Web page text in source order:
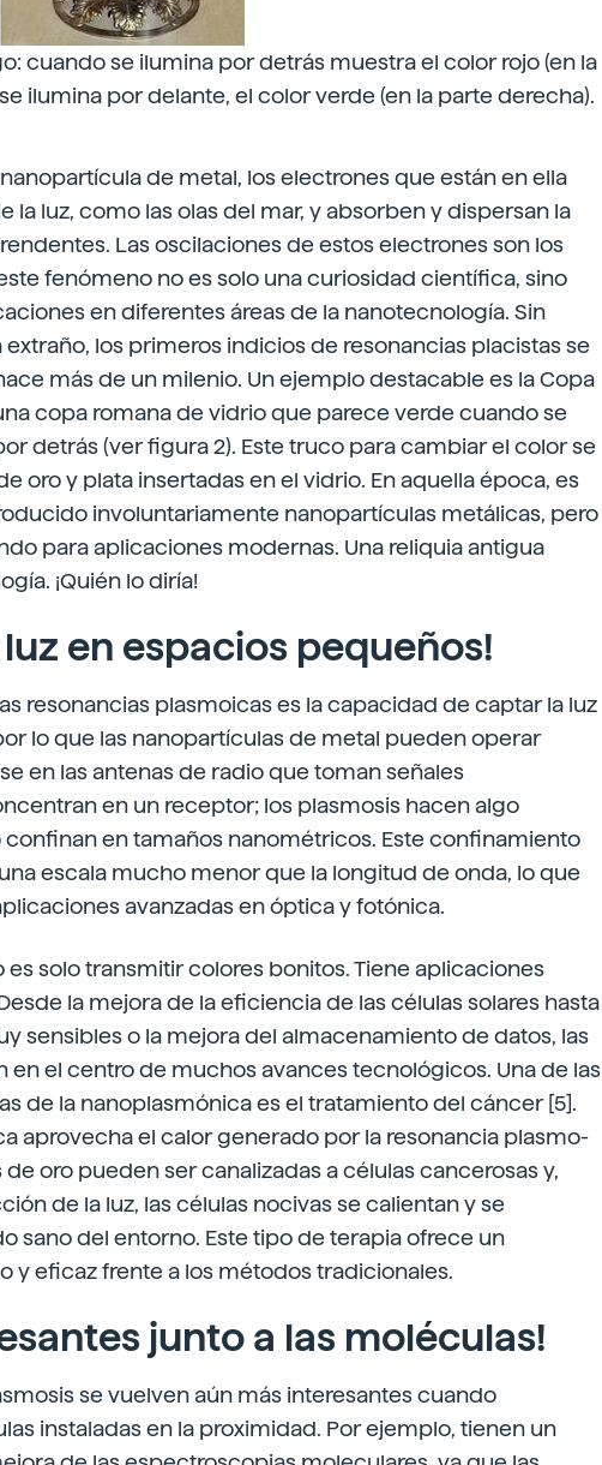
cuando se ilumina por detrás muestra el color rojo (en la
ilumina por delante, el color verde (en la parte derecha).
de metal, los electrones que están en ella
la luz, como las olas del mar, y absorben y dispersan la
Las oscilaciones de estos electrones son los
fenómeno no es solo una curiosidad científica, sino
en diferentes áreas de la nanotecnología. Sin
los primeros indicios de resonancias placistas se
más de un milenio. Un ejemplo destacable es la Copa
copa romana de vidrio que parece verde cuando se
detrás (ver figura 2). Este truco para cambiar el color se
oro y plata insertadas en el vidrio. En aquella época, es
involuntariamente nanopartículas metálicas, pero
para aplicaciones modernas. Una reliquia antigua
¡Quién lo diría!
en espacios pequeños!
resonancias plasmoicas es la capacidad de captar la luz
lo que las nanopartículas de metal pueden operar
en las antenas de radio que toman señales
en un receptor; los plasmosis hacen algo
confinan en tamaños nanométricos. Este confinamiento
escala mucho menor que la longitud de onda, lo que
avanzadas en óptica y fotónica.
es solo transmitir colores bonitos. Tiene aplicaciones
la mejora de la eficiencia de las células solares hasta
sensibles o la mejora del almacenamiento de datos, las
en el centro de muchos avances tecnológicos. Una de las
de la nanoplasmónica es el tratamiento del cáncer [5].
aprovecha el calor generado por la resonancia plasmo-
oro pueden ser canalizadas a células cancerosas y,
de la luz, las células nocivas se calientan y se
sano del entorno. Este tipo de terapia ofrece un
y eficaz frente a los métodos tradicionales.
junto a las moléculas!
se vuelven aún más interesantes cuando
instaladas en la proximidad. Por ejemplo, tienen un